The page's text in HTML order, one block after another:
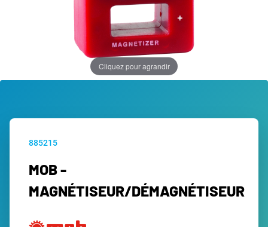
Cliquez pour agrandir
885215
MOB -
MAGNÉTISEUR/DÉMAGNÉTISEUR